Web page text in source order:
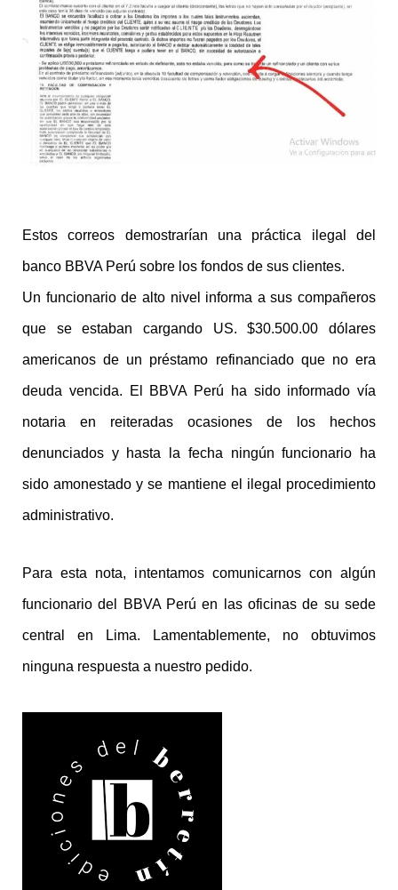
Estos correos demostrarían una práctica ilegal del
banco BBVA Perú sobre los fondos de sus clientes.
Un funcionario de alto nivel informa a sus compañeros
que se estaban cargando US. $30.500.00 dólares
americanos de un préstamo refinanciado que no era
deuda vencida. El BBVA Perú ha sido informado vía
notaria en reiteradas ocasiones de los hechos
denunciados y hasta la fecha ningún funcionario ha
sido amonestado y se mantiene el ilegal procedimiento
administrativo.
Para esta nota, intentamos comunicarnos con algún
funcionario del BBVA Perú en las oficinas de su sede
central en Lima. Lamentablemente, no obtuvimos
ninguna respuesta a nuestro pedido.